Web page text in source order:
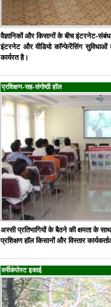
वैज्ञानिकों और किसानों के बीच इंटरनेट-
इंटरनेट और वीडियो काॅन्फेरेंसिंग सुविधाओं
कार्यरत है।
प्रशिक्षण-सह-संगोष्ठी हाॅल
अस्सी प्रतिभागियों के बैठने की क्षमता के
प्रशिक्षण हाॅल किसानों और विस्तार
वर्मीकंपोस्ट इकाई